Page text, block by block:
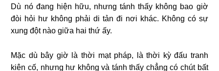
Dù nó đang hiện hữu, nhưng tánh thấy không bao giờ
đòi hỏi hư không phải di tản đi nơi khác. Không có sự
xung đột nào giữa hai thứ ấy.
Mặc dù bây giờ là thời mạt pháp, là thời kỳ đấu tranh
kiên cố, nhưng hư không và tánh thấy chẳng có chút bất